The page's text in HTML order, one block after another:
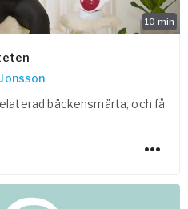
10 min
bäckensmärta, och få